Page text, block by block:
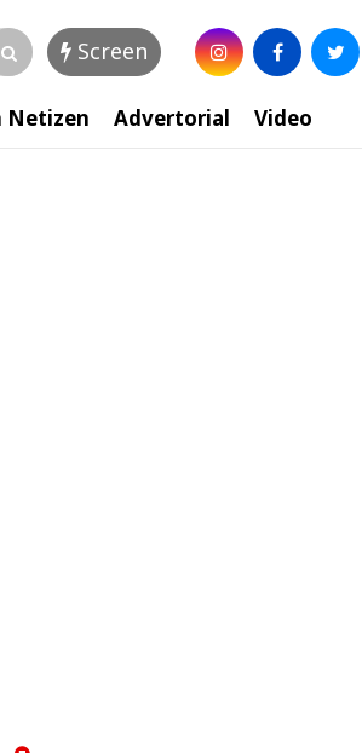
Screen
Netizen Advertorial Video